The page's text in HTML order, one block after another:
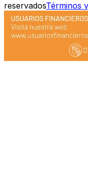
reservadosTérminos